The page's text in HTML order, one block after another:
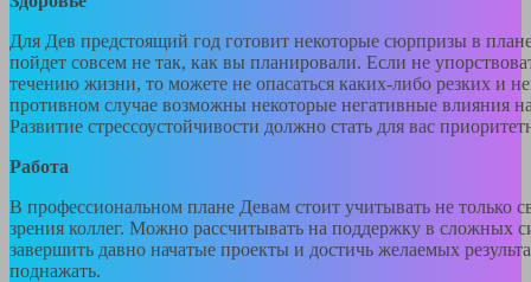
Для Дев предстоящий год готовит некоторые сюрпризы в
пойдет совсем не так, как вы планировали. Если не
течению жизни, то можете не опасаться каких-либо резких и
противном случае возможны некоторые негативные влияния
Развитие стрессоустойчивости должно стать для вас
Работа
В профессиональном плане Девам стоит учитывать не только
зрения коллег. Можно рассчитывать на поддержку в сложных
завершить давно начатые проекты и достичь желаемых
поднажать.